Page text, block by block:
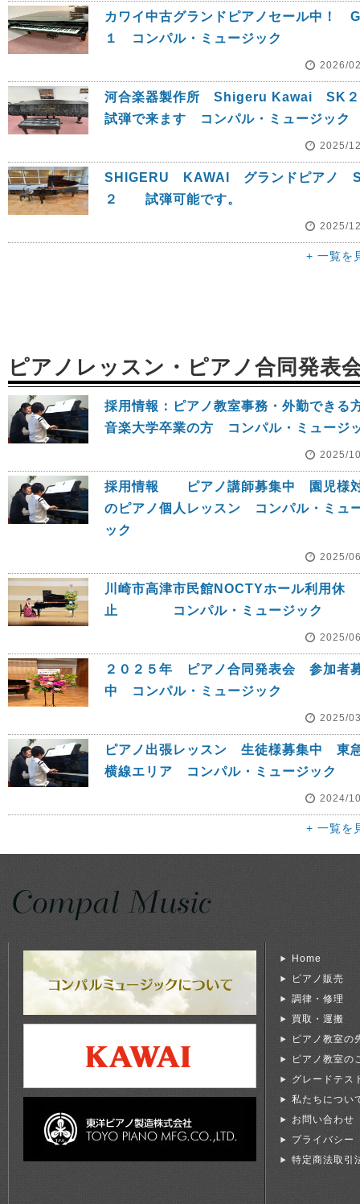
カワイ中古グランドピアノセール中！
１ コンパル・ミュージック
2026/
河合楽器製作所 Shigeru Kawai SK
試弾で来ます コンパル・ミュージック
2025/
SHIGERU KAWAI グランドピアノ
２ 試弾可能です。
2025/
+ 一覧を
ピアノレッスン・ピアノ合同発表
採用情報：ピアノ教室事務・外勤でき
音楽大学卒業の方 コンパル・ミュージ
2025/
採用情報 ピアノ講師募集中 園児様
のピアノ個人レッスン コンパル・ミュ
ック
2025/
川崎市高津市民館NOCTYホール利用休
止 コンパル・ミュージック
2025/
２０２５年 ピアノ合同発表会 参加者
中 コンパル・ミュージック
2025/
ピアノ出張レッスン 生徒様募集中 東
横線エリア コンパル・ミュージック
2024/
+ 一覧を
Home
ピアノ販売
調律・修理
買取・運搬
ピアノ教室の
ピアノ教室の
グレードテス
私たちについ
お問い合わせ
プライバシー
特定商法取引